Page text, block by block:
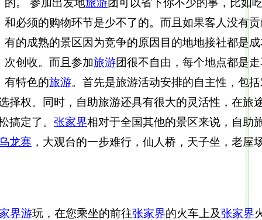
的。 参加出发地旅游团可以省下你不少的事，比如
和必须的购物环节是少不了的。而且如果客人没有
有的成熟的景区因为竞争的原因目的地地接社都是
次创收。而且参加旅游团很不自由，每个地点都是
有特色的旅游。首先是旅游活动安排的自主性，包
择权。同时，自助旅游还具有很大的灵活性，在
搞定了。 张家界相对于全国其他的景区来说，自助
龙寨 ，大观台的一步难行，仙人桥，天子坐，老
界游玩，在您乘坐的前往张家界的火车上及张家界